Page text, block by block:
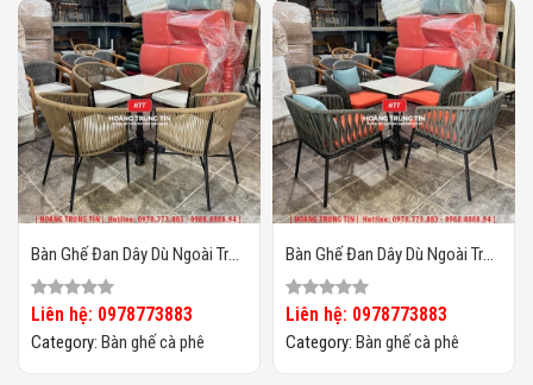
Bàn Ghế Đan Dây Dù Ngoài Trời
HTT04
Liên hệ: 0978773883
Category: Bàn ghế cà phê
Bàn Ghế Đan Dây Dù Ngoài Trời
HTT03
Liên hệ: 0978773883
Category: Bàn ghế cà phê